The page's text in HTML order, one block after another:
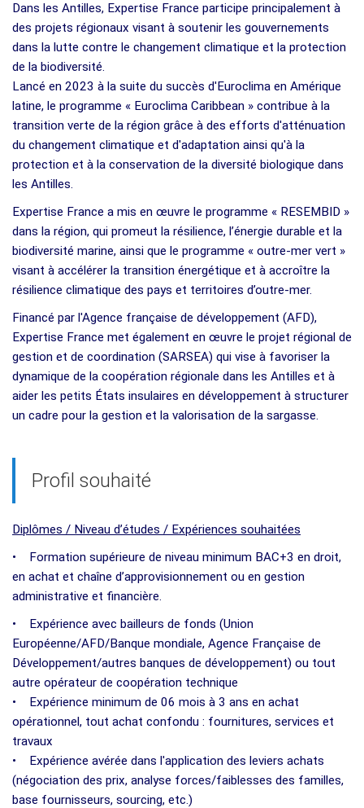
Dans les Antilles, Expertise France participe principalement à
des projets régionaux visant à soutenir les gouvernements
dans la lutte contre le changement climatique et la protection
de la biodiversité.
Lancé en 2023 à la suite du succès d'Euroclima en Amérique
latine, le programme « Euroclima Caribbean » contribue à la
transition verte de la région grâce à des efforts d'atténuation
du changement climatique et d'adaptation ainsi qu'à la
protection et à la conservation de la diversité biologique dans
les Antilles.
Expertise France a mis en œuvre le programme « RESEMBID »
dans la région, qui promeut la résilience, l’énergie durable et la
biodiversité marine, ainsi que le programme « outre-mer vert »
visant à accélérer la transition énergétique et à accroître la
résilience climatique des pays et territoires d’outre-mer.
Financé par l'Agence française de développement (AFD),
Expertise France met également en œuvre le projet régional de
gestion et de coordination (SARSEA) qui vise à favoriser la
dynamique de la coopération régionale dans les Antilles et à
aider les petits États insulaires en développement à structurer
un cadre pour la gestion et la valorisation de la sargasse.
Profil souhaité
Diplômes / Niveau d’études / Expériences souhaitées
• Formation supérieure de niveau minimum BAC+3 en droit,
en achat et chaîne d’approvisionnement ou en gestion
administrative et financière.
• Expérience avec bailleurs de fonds (Union
Européenne/AFD/Banque mondiale, Agence Française de
Développement/autres banques de développement) ou tout
autre opérateur de coopération technique
• Expérience minimum de 06 mois à 3 ans en achat
opérationnel, tout achat confondu : fournitures, services et
travaux
• Expérience avérée dans l'application des leviers achats
(négociation des prix, analyse forces/faiblesses des familles,
base fournisseurs, sourcing, etc.)